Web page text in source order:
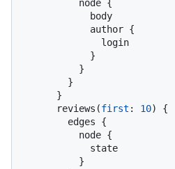
          node
{
            author
{
}
}
}
}
      reviews
(first : 10)
{
        edges
{
          node
{
}